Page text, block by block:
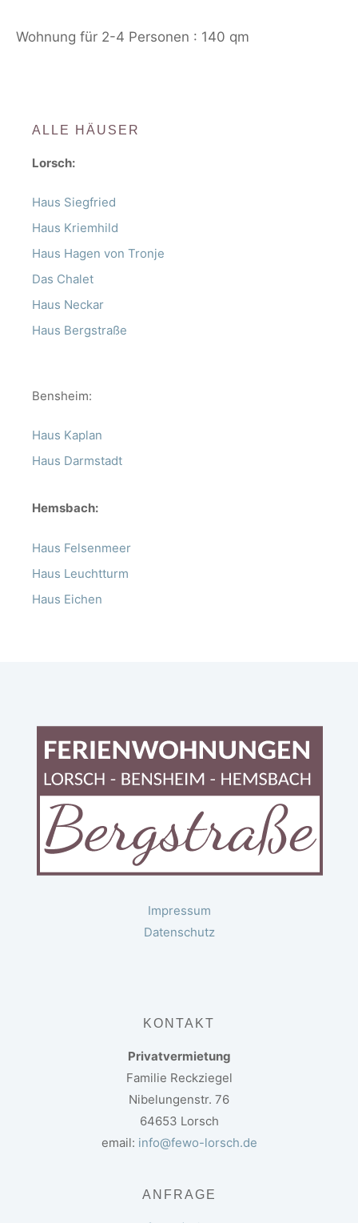
Wohnung für 2-4 Personen : 140 qm
ALLE HÄUSER
Lorsch:
Haus Siegfried
Haus Kriemhild
Haus Hagen von Tronje
Das Chalet
Haus Neckar
Haus Bergstraße
Bensheim:
Haus Kaplan
Haus Darmstadt
Hemsbach:
Haus Felsenmeer
Haus Leuchtturm
Haus Eichen
Impressum
Datenschutz
KONTAKT
Privatvermietung
Familie Reckziegel
Nibelungenstr. 76
64653 Lorsch
email: info@fewo-lorsch.de
ANFRAGE